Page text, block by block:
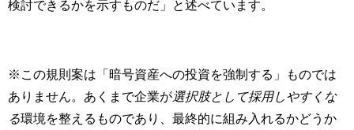
検討できるかを示すものだ」と述べています。
※この規則案は「暗号資産への投資を強制する」ものでは
ありません。あくまで企業が選択肢として採用しやすくな
る環境を整えるものであり、最終的に組み入れるかどうか